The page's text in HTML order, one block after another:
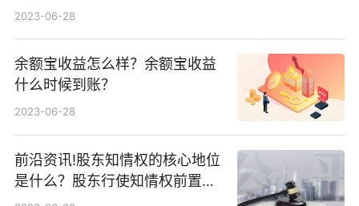
供养的直系亲属？
2023-06-28
余额宝收益怎么样？余额宝收益
什么时候到账？
2023-06-28
前沿资讯!股东知情权的核心地位
是什么？股东行使知情权前置程
序申请书怎么写？